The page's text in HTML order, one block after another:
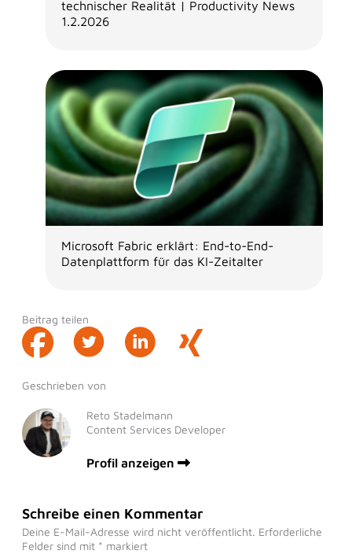
technischer Realität | Productivity News
1.2.2026
Microsoft Fabric erklärt: End-to-End-
Datenplattform für das KI-Zeitalter
Beitrag teilen
Geschrieben von
Reto Stadelmann
Content Services Developer
Profil anzeigen
Schreibe einen Kommentar
Deine E-Mail-Adresse wird nicht veröffentlicht. Erforderliche
Felder sind mit * markiert